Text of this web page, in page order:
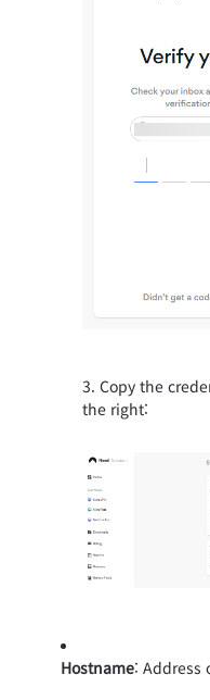
Copy the
the right:
Hostname: Address